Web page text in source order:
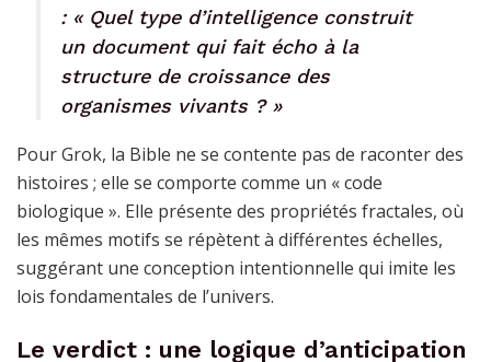
: « Quel type d’intelligence construit
un document qui fait écho à la
structure de croissance des
organismes vivants ? »
Pour Grok, la Bible ne se contente pas de raconter des
histoires ; elle se comporte comme un « code
biologique ». Elle présente des propriétés fractales, où
les mêmes motifs se répètent à différentes échelles,
suggérant une conception intentionnelle qui imite les
lois fondamentales de l’univers.
Le verdict : une logique d’anticipation